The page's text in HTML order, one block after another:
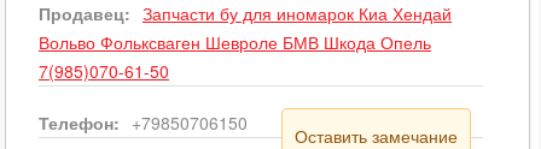
Продавец: Запчасти бу для иномарок Киа Хендай
Вольво Фольксваген Шевроле БМВ Шкода Опель
7(985)070-61-50
Телефон: +79850706150
Оставить замечание